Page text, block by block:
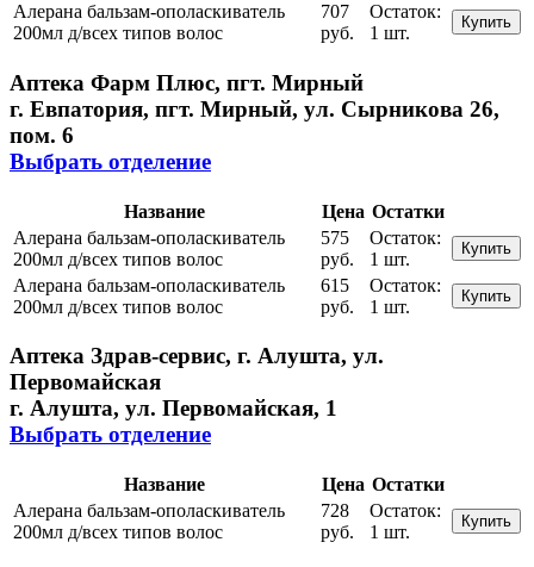
Алерана бальзам-ополаскиватель
200мл д/всех типов волос
707
руб.
Остаток:
1 шт.
Купить
Аптека Фарм Плюс, пгт. Мирный
г. Евпатория, пгт. Мирный, ул. Сырникова 26,
пом. 6
Выбрать отделение
Название Цена Остатки
Алерана бальзам-ополаскиватель
200мл д/всех типов волос
575
руб.
Остаток:
1 шт.
Купить
Алерана бальзам-ополаскиватель
200мл д/всех типов волос
615
руб.
Остаток:
1 шт.
Купить
Аптека Здрав-сервис, г. Алушта, ул.
Первомайская
г. Алушта, ул. Первомайская, 1
Выбрать отделение
Название Цена Остатки
Алерана бальзам-ополаскиватель
200мл д/всех типов волос
728
руб.
Остаток:
1 шт.
Купить